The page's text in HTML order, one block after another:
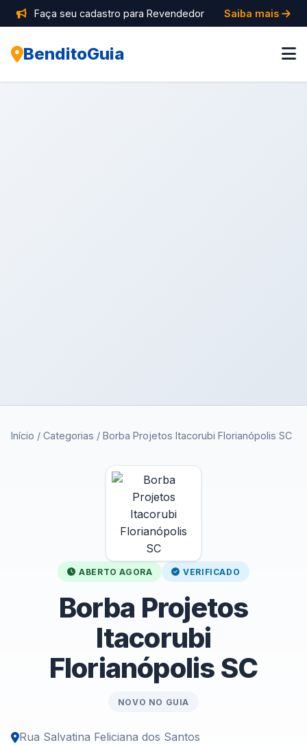
Faça seu cadastro para Revendedor Saiba mais
BenditoGuia
Início / Categorias / Borba Projetos Itacorubi Florianópolis SC
ABERTO AGORA VERIFICADO
Borba Projetos
Itacorubi
Florianópolis SC
NOVO NO GUIA
Rua Salvatina Feliciana dos Santos